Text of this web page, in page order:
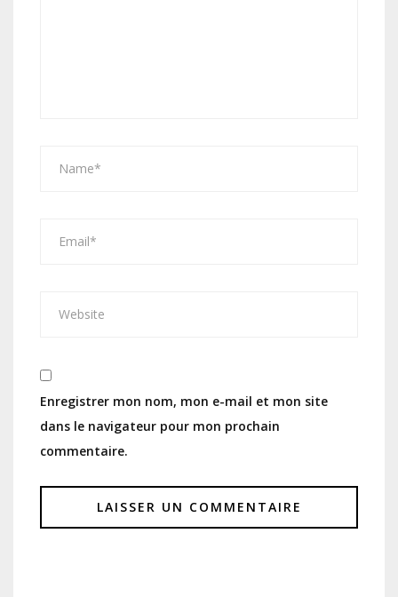
Enregistrer mon nom, mon e-mail et mon site
dans le navigateur pour mon prochain
commentaire.